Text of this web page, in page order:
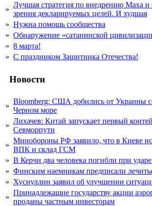
»
Лучшая стратегия по внедрению Маха и
зрения декларируемых целей. И худшая
» Нужна помощь сообщества
» Обнаружение «сатанинской
» 8 марта!
» С праздником Защитника Отечества!
Новости
»
Bloomberg: США добились от Украины
Черном море
»
Лихачев: Китай запускает первый
Севморпути
»
Минобороны РФ заявило, что в Киеве
ВПК и склад ГСМ
» В Керчи два человека погибли при
» Финским наемникам предписали
» Хуснуллин заявил об улучшении
»
Принадлежащие государству акции
проданы частным инвесторам